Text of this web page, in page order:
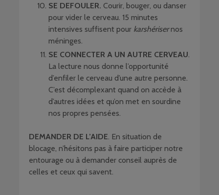
SE DEFOULER. Courir, bouger, ou danser
pour vider le cerveau. 15 minutes
intensives suffisent pour karshérisernos
méninges.
SE CONNECTER A UN AUTRE CERVEAU.
La lecture nous donne l’opportunité
d’enfiler le cerveau d’une autre personne.
C’est décomplexant quand on accède à
d’autres idées et qu’on met en sourdine
nos propres pensées.
DEMANDER DE L’AIDE. En situation de
blocage, n’hésitons pas à faire participer notre
entourage ou à demander conseil auprès de
celles et ceux qui savent.